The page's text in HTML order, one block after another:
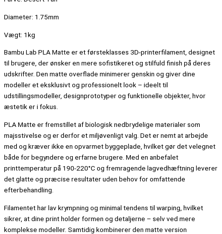
Diameter: 1.75mm
Vægt: 1kg
Bambu Lab PLA Matte er et førsteklasses 3D-printerfilament, designet
til brugere, der ønsker en mere sofistikeret og stilfuld finish på deres
udskrifter. Den matte overflade minimerer genskin og giver dine
modeller et eksklusivt og professionelt look – ideelt til
udstillingsmodeller, designprototyper og funktionelle objekter, hvor
æstetik er i fokus.
PLA Matte er fremstillet af biologisk nedbrydelige materialer som
majsstivelse og er derfor et miljøvenligt valg. Det er nemt at arbejde
med og kræver ikke en opvarmet byggeplade, hvilket gør det velegnet
både for begyndere og erfarne brugere. Med en anbefalet
printtemperatur på 190-220°C og fremragende lagvedhæftning leverer
det glatte og præcise resultater uden behov for omfattende
efterbehandling.
Filamentet har lav krympning og minimal tendens til warping, hvilket
sikrer, at dine print holder formen og detaljerne – selv ved mere
komplekse modeller. Samtidig kombinerer den matte version